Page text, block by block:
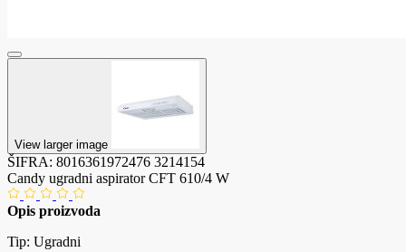
View larger image
ŠIFRA: 8016361972476 3214154
Candy ugradni aspirator CFT 610/4 W
Opis proizvoda
Tip: Ugradni